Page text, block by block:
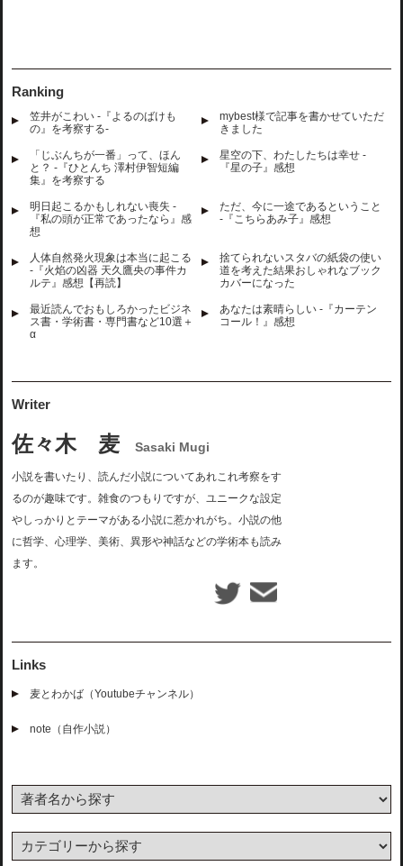
Ranking
笠井がこわい -『よるのばけも
の』を考察する-
mybest様で記事を書かせていただ
きました
「じぶんちが一番」って、ほん
と？ -『ひとんち 澤村伊智短編
集』を考察する
星空の下、わたしたちは幸せ -
『星の子』感想
明日起こるかもしれない喪失 -
『私の頭が正常であったなら』感
想
ただ、今に一途であるということ
-『こちらあみ子』感想
人体自然発火現象は本当に起こる
-『火焰の凶器 天久鷹央の事件カ
ルテ』感想【再読】
捨てられないスタバの紙袋の使い
道を考えた結果おしゃれなブック
カバーになった
最近読んでおもしろかったビジネ
ス書・学術書・専門書など10選＋
α
あなたは素晴らしい -『カーテン
コール！』感想
Writer
佐々木 麦 Sasaki Mugi
小説を書いたり、読んだ小説についてあれこれ考察をす
るのが趣味です。雑食のつもりですが、ユニークな設定
やしっかりとテーマがある小説に惹かれがち。小説の他
に哲学、心理学、美術、異形や神話などの学術本も読み
ます。
Links
麦とわかば（Youtubeチャンネル）
note（自作小説）